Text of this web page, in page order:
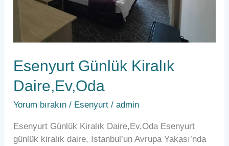
Esenyurt Günlük Kiralık
Daire,Ev,Oda
Yorum bırakın / Esenyurt /admin
Esenyurt Günlük Kiralık Daire,Ev,Oda Esenyurt
günlük kiralık daire, İstanbul’un Avrupa Yakası’nda